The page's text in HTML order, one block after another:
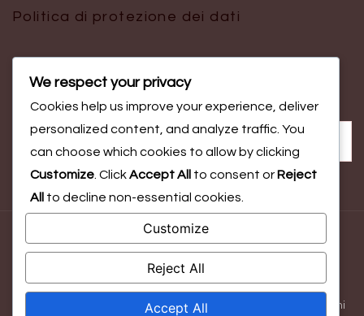
Politica di protezione dei dati
Cerca
Search
theultimateclapback.com
Themes.Powered byWordPress.
Contattaci Chi siamo Termini e condizioni
We respect your privacy
Cookies help us improve your experience, deliver
personalized content, and analyze traffic. You
can choose which cookies to allow by clicking
Customize . ClickAccept All to consent or Reject
All
to decline non-essential cookies.
Customize
Reject All
Accept All